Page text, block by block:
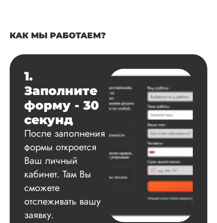
спасибо за
сам подобрал
литературу,
оформил и провел
подробное
экспериментов,
которые сам же и
провел. Спасибо
содействие, буду и
дальше заказывать
работы здесь.
Вика
КАК МЫ РАБОТАЕМ?
1.
Заполните
форму - 30
секунд
После заполнения
формы откроется
Ваш личный
кабинет. Там Вы
сможете
отслеживать вашу
заявку.